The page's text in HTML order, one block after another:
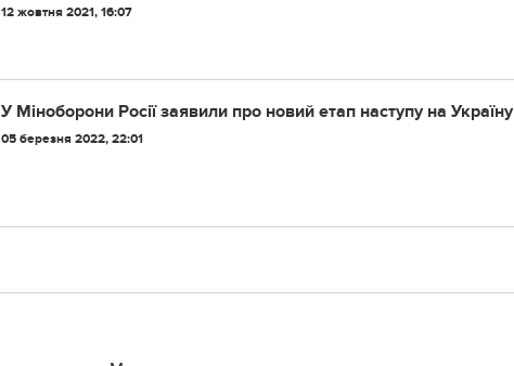
12 жовтня 2021, 16:07
У Міноборони Росії заявили про новий етап наступу на Україну
05 березня 2022, 22:01